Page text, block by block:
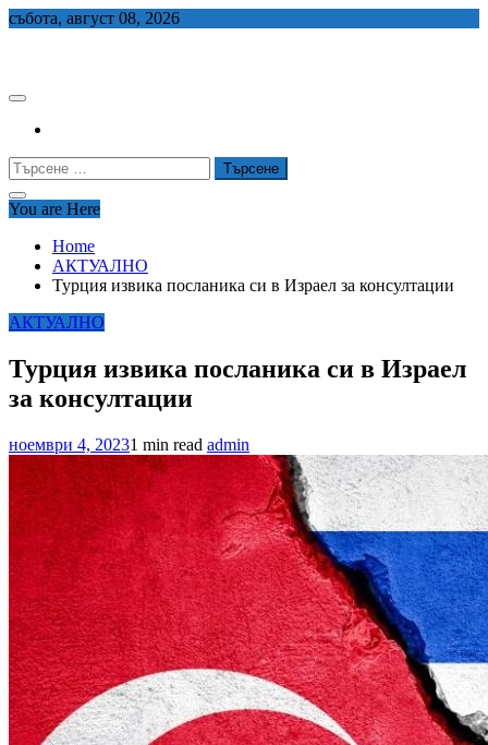
Skip
събота, август 08, 2026
Търсене
за:
You are Here
Home
АКТУАЛНО
Турция извика посланика си в Израел за консултации
АКТУАЛНО
Турция извика посланика си в Израел
за консултации
ноември 4, 20231 min read admin